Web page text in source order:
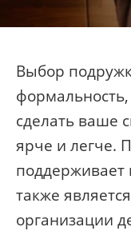
Выбор
сделать ваше
ярче и легче.
поддерживает
также
организации